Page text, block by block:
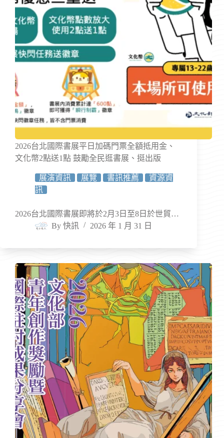
2026台北國際書展平日加碼門票全額抵用金、
文化幣2點送1點 鼓勵全民逛書展、挺出版
展演資訊 展覽 書訊推薦
資源資
訊
2026台北國際書展即將於2月3日至8日於世貿…
By 快訊 2026 年 1 月 31 日